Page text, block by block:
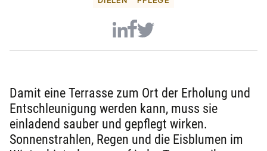
Damit eine Terrasse zum Ort der Erholung und
Entschleunigung werden kann, muss sie
einladend sauber und gepflegt wirken.
Sonnenstrahlen, Regen und die Eisblumen im